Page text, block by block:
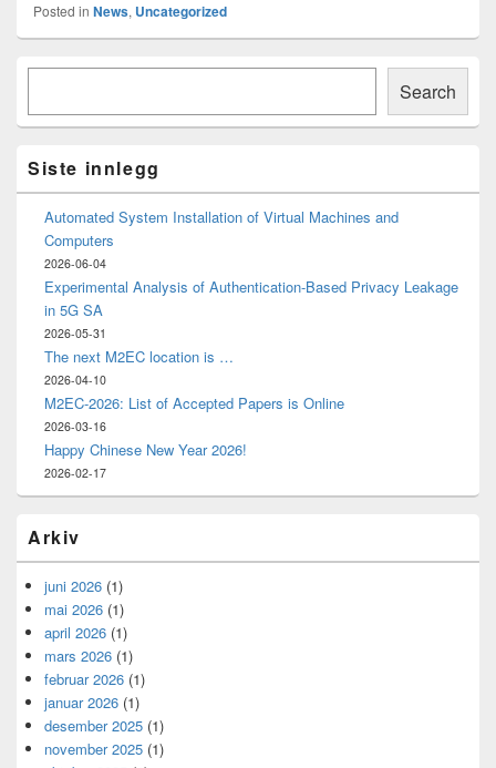
Posted in News, Uncategorized
Primary
Area
Search
Siste innlegg
Automated System Installation of Virtual Machines and
Computers
2026-06-04
Experimental Analysis of Authentication-Based Privacy Leakage
in 5G SA
2026-05-31
The next M2EC location is …
2026-04-10
M2EC-2026: List of Accepted Papers is Online
2026-03-16
Happy Chinese New Year 2026!
2026-02-17
Arkiv
juni 2026 (1)
mai 2026 (1)
april 2026 (1)
mars 2026 (1)
februar 2026 (1)
januar 2026 (1)
desember 2025 (1)
november 2025 (1)